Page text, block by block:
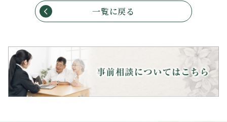
一覧に戻る